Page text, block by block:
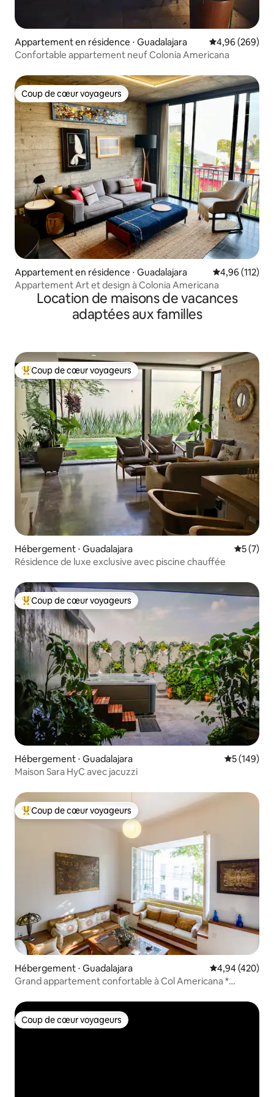
Appartement en résidence ⋅ Guadalajara Évaluation
4,96 (269)
Confortable appartement neuf Colonia Americana
Coup de cœur voyageurs
Coup de cœur voyageurs
Appartement en résidence ⋅ Guadalajara Évaluation
4,96 (112)
Appartement Art et design à Colonia Americana
Location de maisons de vacances
adaptées aux familles
Coups de cœur voyageurs les plus appréciés
Coup de cœur voyageurs
Hébergement ⋅ Guadalajara
5 (7)
Résidence de luxe exclusive avec piscine chauffée
Coups de cœur voyageurs les plus appréciés
Coup de cœur voyageurs
Hébergement ⋅ Guadalajara Évaluation
5 (149)
Maison Sara HyC avec jacuzzi
Coups de cœur voyageurs les plus appréciés
Coup de cœur voyageurs
Hébergement ⋅ Guadalajara Évaluation
4,94 (420)
Grand appartement confortable à Col Americana *
Coup de cœur voyageurs
Coup de cœur voyageurs